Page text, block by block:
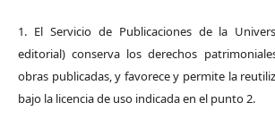
1. El Servicio de Publicaciones de la
editorial) conserva los derechos
obras publicadas, y favorece y permite la
bajo la licencia de uso indicada en el punto 2.